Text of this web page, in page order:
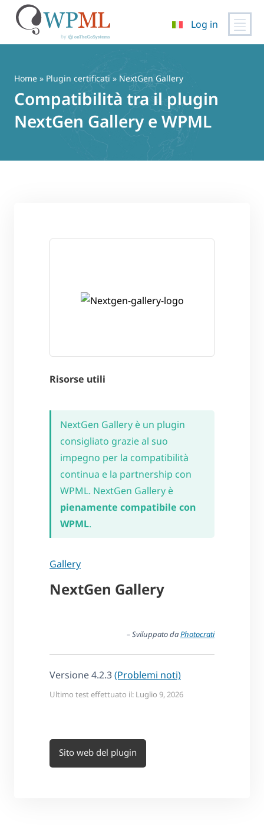
contenuto
Log in
Home » Plugin certificati » NextGen Gallery
Compatibilità tra il plugin
NextGen Gallery e WPML
Risorse utili
NextGen Gallery è un plugin
consigliato grazie al suo
impegno per la compatibilità
continua e la partnership con
WPML. NextGen Gallery è
pienamente compatibile con
WPML.
Gallery
NextGen Gallery
– Sviluppato daPhotocrati
Versione 4.2.3(Problemi noti)
Ultimo test effettuato il: Luglio 9, 2026
Sito web del plugin